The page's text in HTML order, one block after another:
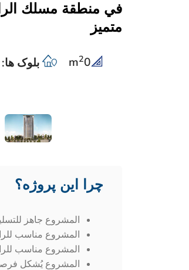
في منطقة مسلك
متميز
0
m2 بلوک ها: 1
چرا این پروژه؟
المشروع جاهز للتسليم
المشروع مناسب
المشروع مناسب
المشروع يُشكل